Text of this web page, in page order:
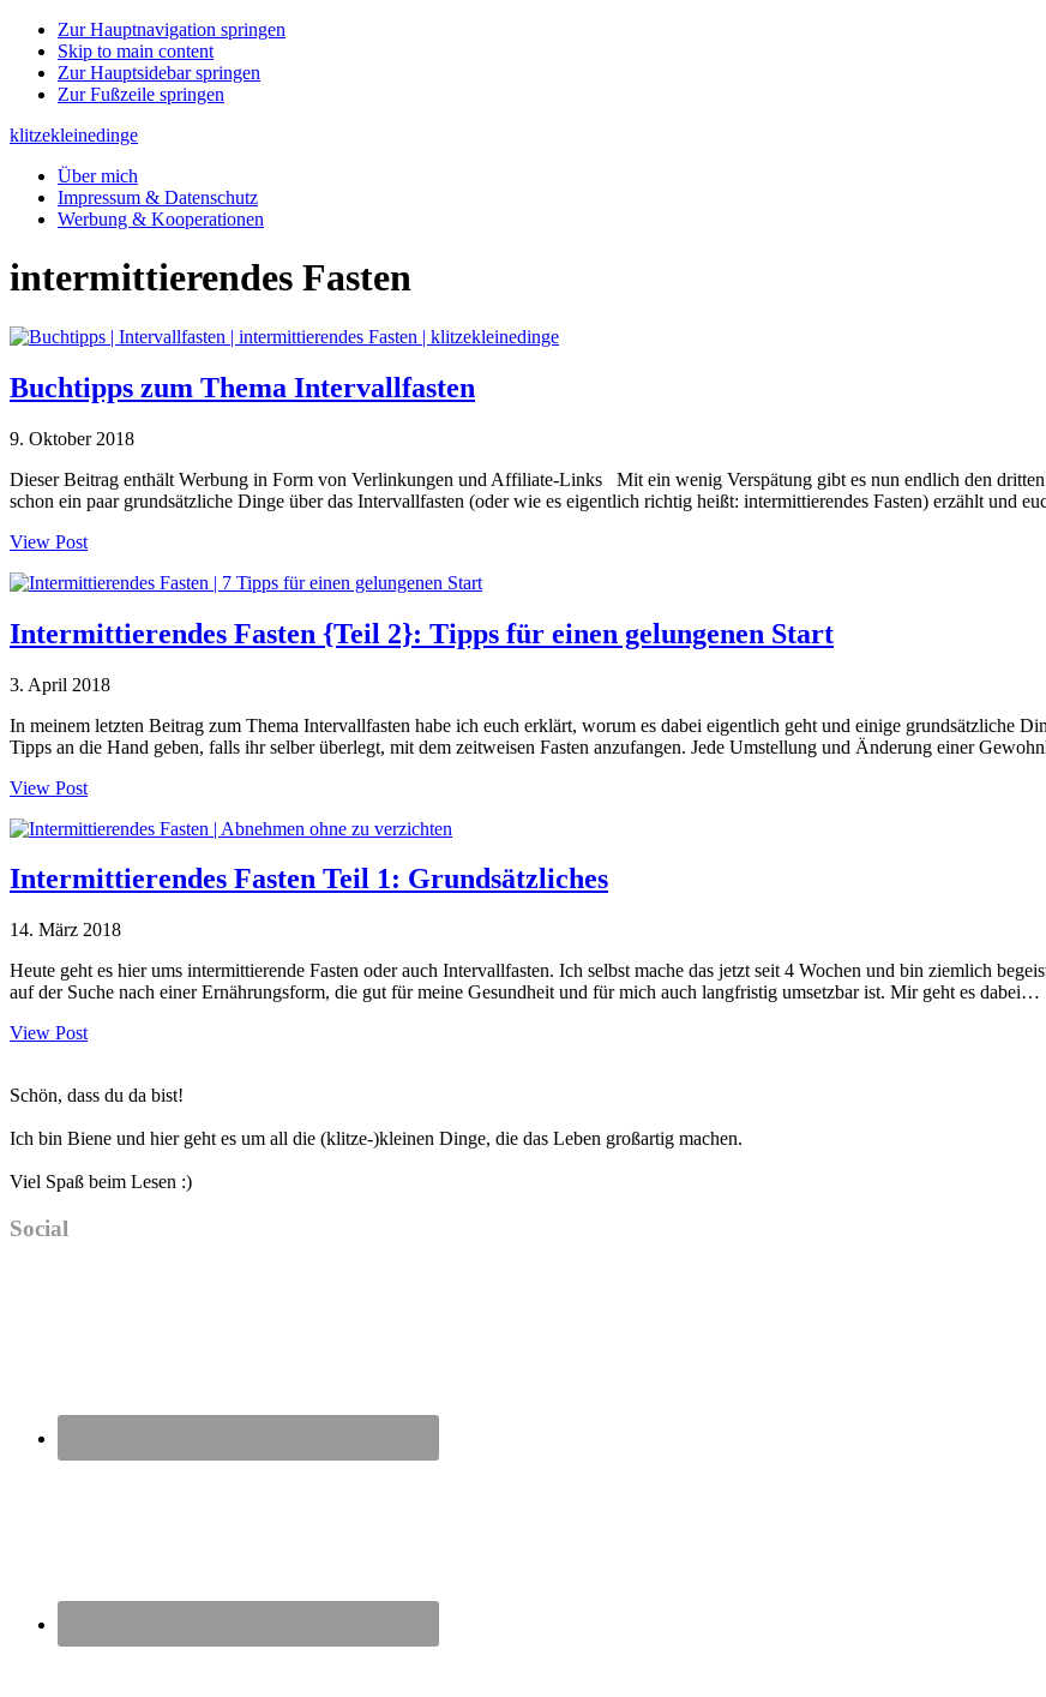
Zur Hauptnavigation springen
Skip to main content
Zur Hauptsidebar springen
Zur Fußzeile springen
klitzekleinedinge
Über mich
Impressum & Datenschutz
Werbung & Kooperationen
intermittierendes Fasten
Buchtipps zum Thema Intervallfasten
9. Oktober 2018
Dieser Beitrag enthält Werbung in Form von Verlinkungen und Affiliate-Links Mit ein wenig Verspätung gibt es nun endlich den
schon ein paar grundsätzliche Dinge über das Intervallfasten (oder wie es eigentlich richtig heißt: intermittierendes Fasten) erzählt und
View Post
Intermittierendes Fasten {Teil 2}: Tipps für einen gelungenen Start
3. April 2018
In meinem letzten Beitrag zum Thema Intervallfasten habe ich euch erklärt, worum es dabei eigentlich geht und einige grundsätzliche
Tipps an die Hand geben, falls ihr selber überlegt, mit dem zeitweisen Fasten anzufangen. Jede Umstellung und Änderung einer
View Post
Intermittierendes Fasten Teil 1: Grundsätzliches
14. März 2018
Heute geht es hier ums intermittierende Fasten oder auch Intervallfasten. Ich selbst mache das jetzt seit 4 Wochen und bin ziemlich
auf der Suche nach einer Ernährungsform, die gut für meine Gesundheit und für mich auch langfristig umsetzbar ist. Mir geht es dabei…
View Post
Sidebar
Schön, dass du da bist!
Ich bin Biene und hier geht es um all die (klitze-)kleinen Dinge, die das Leben großartig machen.
Viel Spaß beim Lesen :)
Social